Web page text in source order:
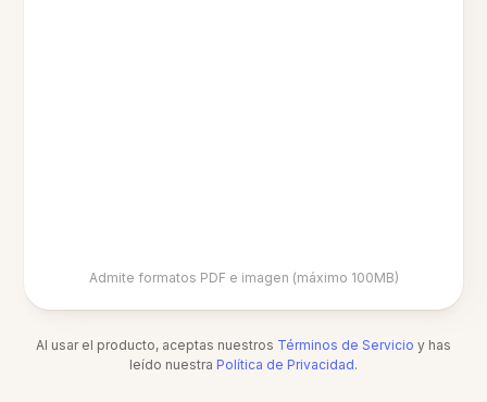
Admite formatos PDF e imagen (máximo 100MB)
Al usar el producto, aceptas nuestros Términos de Servicio y has
leído nuestra Política de Privacidad.